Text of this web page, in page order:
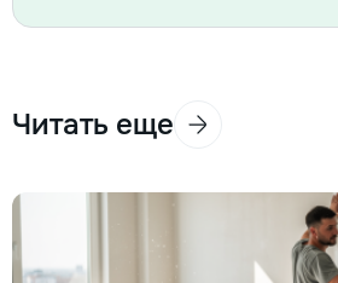
Читать еще